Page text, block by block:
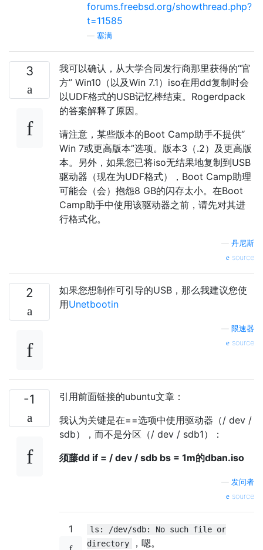
forums.freebsd.org/showthread.php?
t=11585
塞满
3
我可以确认，从大学合同发行商那里获得的“官
方” Win10（以及Win 7.1）iso在用dd复制时会
以UDF格式的USB记忆棒结束。Rogerdpack
的答案解释了原因。
请注意，某些版本的Boot Camp助手不提供“
Win 7或更高版本”选项。版本3（.2）及更高版
本。另外，如果您已将iso无结果地复制到USB
驱动器（现在为UDF格式），Boot Camp助理
可能会（会）抱怨8 GB的闪存太小。在Boot
Camp助手中使用该驱动器之前，请先对其进
行格式化。
丹尼斯
source
2
如果您想制作可引导的USB，那么我建议您使
用Unetbootin
限速器
source
-1
引用前面链接的ubuntu文章：
我认为关键是在==选项中使用驱动器（/ dev /
sdb），而不是分区（/ dev / sdb1）：
须藤dd if = / dev / sdb bs = 1m的dban.iso
发问者
source
1
ls: /dev/sdb: No such file or
directory
，嗯。